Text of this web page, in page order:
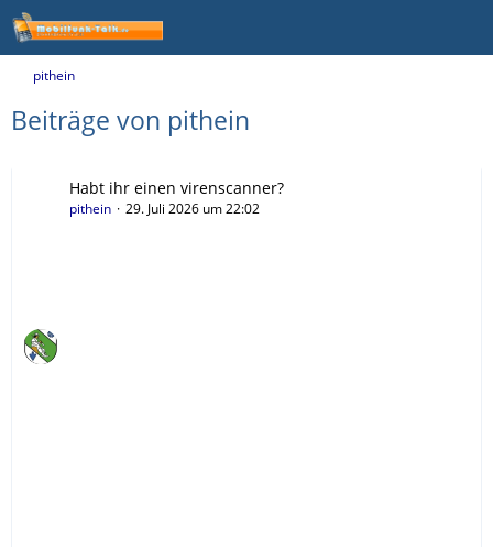
pithein
Beiträge von pithein
Habt ihr einen virenscanner?
pithein 29. Juli 2026 um 22:02